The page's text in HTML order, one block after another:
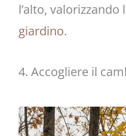
l’alto,
giardino.
4. Accogliere il